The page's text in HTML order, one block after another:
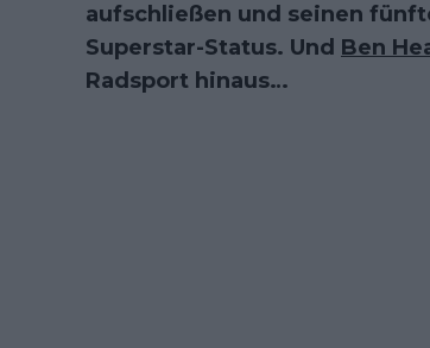
aufschließen und seinen
Superstar-Status. Und Ben
Radsport hinaus…